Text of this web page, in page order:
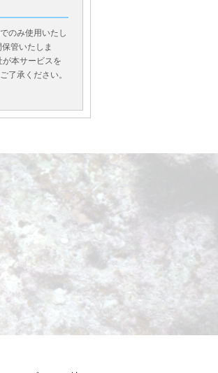
のみ使用いたし
管いたしま
本サービスを
了承ください。